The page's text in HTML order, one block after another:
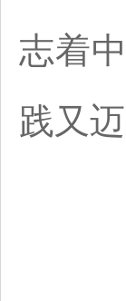
志着
践又